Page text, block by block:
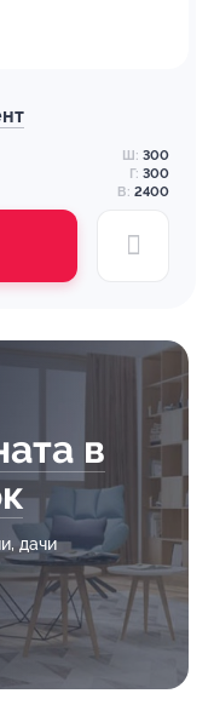
Ш: 300
Г: 300
В: 2400
в
дачи